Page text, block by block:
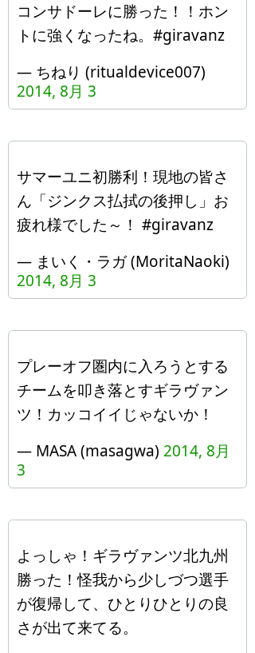
コンサドーレに勝った！！ホン
トに強くなったね。#giravanz
— ちねり (ritualdevice007)
2014, 8月 3
サマーユニ初勝利！現地の皆さ
ん「ジンクス払拭の後押し」お
疲れ様でした～！ #giravanz
— まいく・ラガ (MoritaNaoki)
2014, 8月 3
プレーオフ圏内に入ろうとする
チームを叩き落とすギラヴァン
ツ！カッコイイじゃないか！
— MASA (masagwa) 2014, 8月
3
よっしゃ！ギラヴァンツ北九州
勝った！怪我から少しづつ選手
が復帰して、ひとりひとりの良
さが出て来てる。